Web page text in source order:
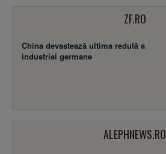
ZF.RO
China devastează ultima redută a
industriei germane
ALEPHNEWS.RO